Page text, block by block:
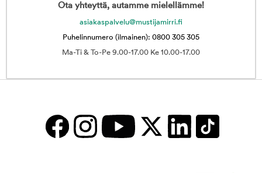
Ota yhteyttä, autamme mielellämme!
asiakaspalvelu@mustijamirri.fi
Puhelinnumero (ilmainen): 0800 305 305
Ma-Ti & To-Pe 9.00-17.00 Ke 10.00-17.00